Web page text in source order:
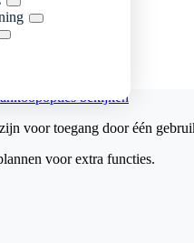
bekijken
voor toegang door één
voor extra functies.